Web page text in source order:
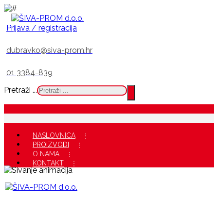
Prijava / registracija
dubravko@siva-prom.hr
01 3384-839
Pretraži ...
NASLOVNICA
PROIZVODI
O NAMA
KONTAKT